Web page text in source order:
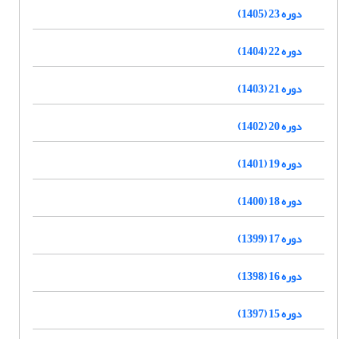
دوره 23 (1405)
دوره 22 (1404)
دوره 21 (1403)
دوره 20 (1402)
دوره 19 (1401)
دوره 18 (1400)
دوره 17 (1399)
دوره 16 (1398)
دوره 15 (1397)